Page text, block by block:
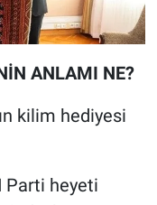
ANLAMI NE?
kilim hediyesi
Parti heyeti